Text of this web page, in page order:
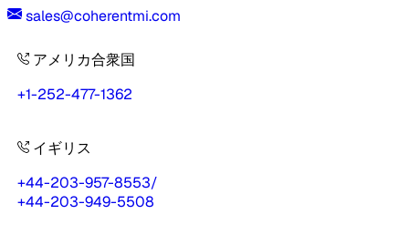
sales@coherentmi.com
アメリカ合衆国
+1-252-477-1362
イギリス
+44-203-957-8553/
+44-203-949-5508